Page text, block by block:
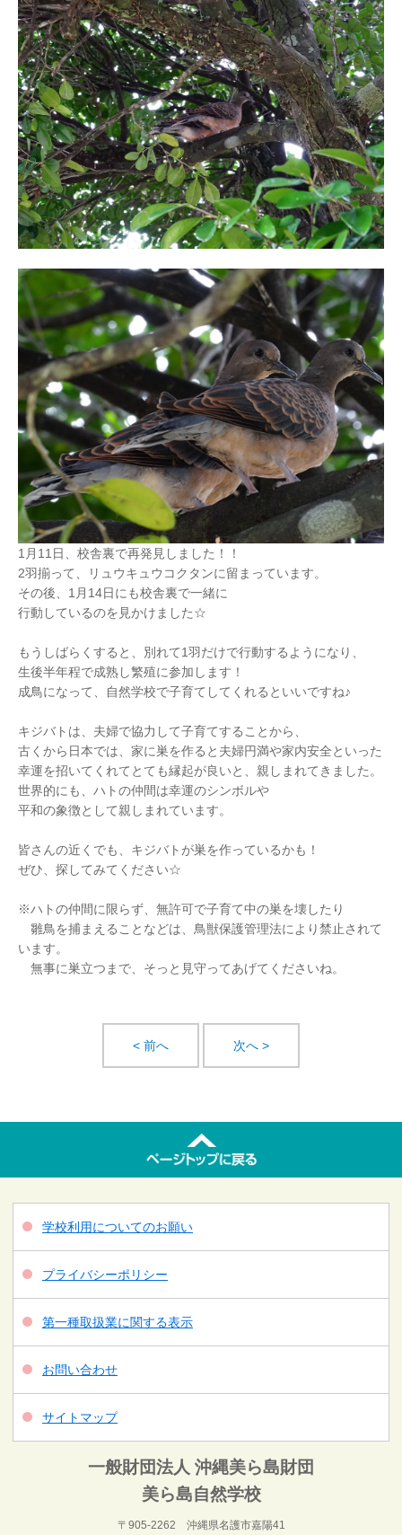
1月11日、校舎裏で再発見しました！！
2羽揃って、リュウキュウコクタンに留まっています。
その後、1月14日にも校舎裏で一緒に
行動しているのを見かけました☆
もうしばらくすると、別れて1羽だけで行動するようになり、
生後半年程で成熟し繁殖に参加します！
成鳥になって、自然学校で子育てしてくれるといいですね♪
キジバトは、夫婦で協力して子育てすることから、
古くから日本では、家に巣を作ると夫婦円満や家内安全といった
幸運を招いてくれてとても縁起が良いと、親しまれてきました。
世界的にも、ハトの仲間は幸運のシンボルや
平和の象徴として親しまれています。
皆さんの近くでも、キジバトが巣を作っているかも！
ぜひ、探してみてください☆
※ハトの仲間に限らず、無許可で子育て中の巣を壊したり
雛鳥を捕まえることなどは、鳥獣保護管理法により禁止されて
います。
無事に巣立つまで、そっと見守ってあげてくださいね。
< 前へ 次へ >
学校利用についてのお願い
プライバシーポリシー
第一種取扱業に関する表示
お問い合わせ
サイトマップ
一般財団法人 沖縄美ら島財団
美ら島自然学校
〒905-2262 沖縄県名護市嘉陽41